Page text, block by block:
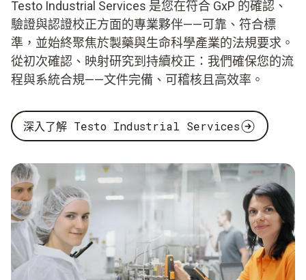
Testo Industrial Services 是您在符合 GxP 的確認、
驗證與認證校正方面的專業夥伴——可靠、符合標
準，並始終聚焦於製藥與生命科學產業的法規要求。
從初次確認、映射研究到持續校正：我們確保您的流
程與系統合規——文件完備、可稽核且高效率。
深入了解 Testo Industrial Services